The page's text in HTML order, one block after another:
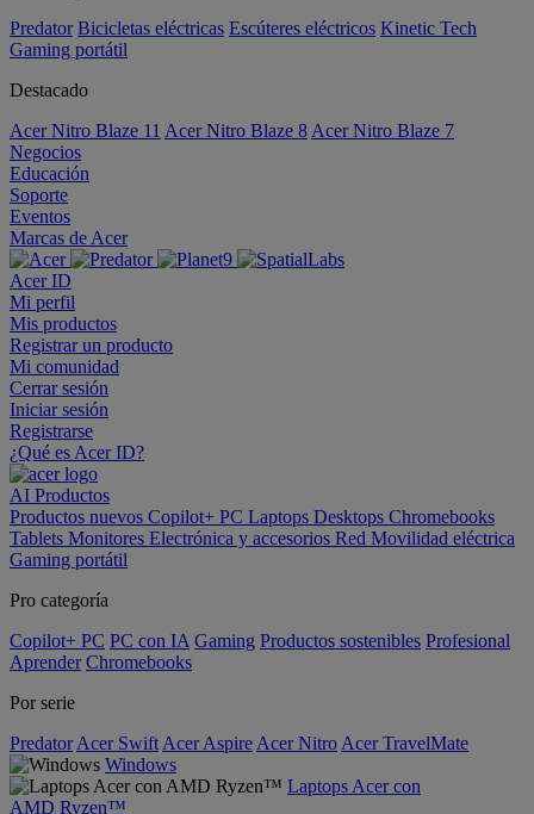
Predator Bicicletas eléctricas Escúteres eléctricos Kinetic Tech
Gaming portátil
Destacado
Acer Nitro Blaze 11 Acer Nitro Blaze 8 Acer Nitro Blaze 7
Negocios
Educación
Soporte
Eventos
Marcas de Acer
Acer ID
Mi perfil
Mis productos
Registrar un producto
Mi comunidad
Cerrar sesión
Iniciar sesión
Registrarse
¿Qué es Acer ID?
AI Productos
Productos nuevos Copilot+ PC Laptops Desktops Chromebooks
Tablets Monitores Electrónica y accesorios Red Movilidad eléctrica
Gaming portátil
Pro categoría
Copilot+ PC PC con IA Gaming Productos sostenibles Profesional
Aprender Chromebooks
Por serie
Predator Acer Swift Acer Aspire Acer Nitro Acer TravelMate
Windows
Laptops Acer con
AMD Ryzen™